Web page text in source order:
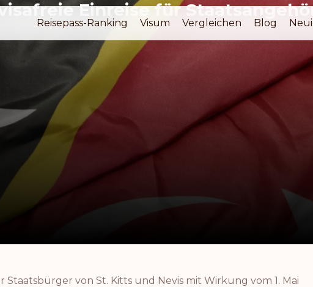
Reisepass-Ranking Visum Vergleichen Blog
Einreise für
von St. Kitts und Nevis mit Wirkung vom 1. Mai